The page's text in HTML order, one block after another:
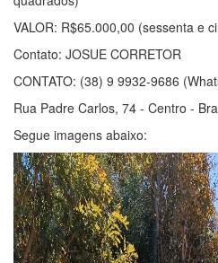
VALOR: R$65.000,00 (sessenta e
Contato: JOSUE CORRETOR
CONTATO: (38) 9 9932-9686
Rua Padre Carlos, 74 - Centro -
Segue imagens abaixo: